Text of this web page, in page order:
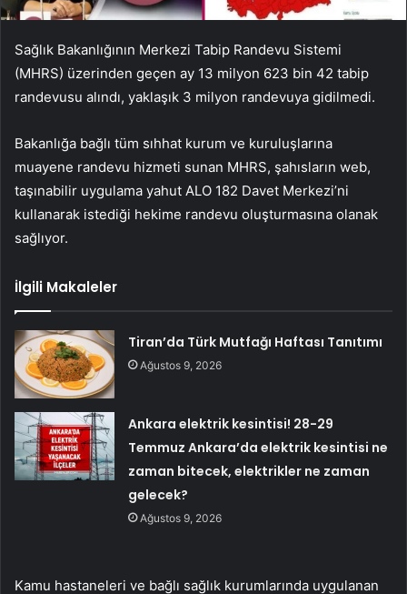
Sağlık Bakanlığının Merkezi Tabip Randevu Sistemi
(MHRS) üzerinden geçen ay 13 milyon 623 bin 42 tabip
randevusu alındı, yaklaşık 3 milyon randevuya gidilmedi.
Bakanlığa bağlı tüm sıhhat kurum ve kuruluşlarına
muayene randevu hizmeti sunan MHRS, şahısların web,
taşınabilir uygulama yahut ALO 182 Davet Merkezi’ni
kullanarak istediği hekime randevu oluşturmasına olanak
sağlıyor.
İlgili Makaleler
Tiran’da Türk Mutfağı Haftası Tanıtımı
Ağustos 9, 2026
Ankara elektrik kesintisi! 28-29
Temmuz Ankara’da elektrik kesintisi ne
zaman bitecek, elektrikler ne zaman
gelecek?
Ağustos 9, 2026
Kamu hastaneleri ve bağlı sağlık kurumlarında uygulanan